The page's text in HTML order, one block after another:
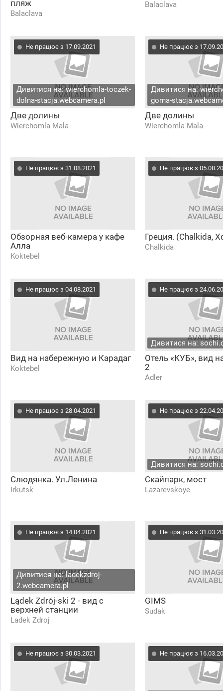
пляж
Balaclava
Balaclava
Не працює з 17.09.2021
Дивитися на: wierchomla-toczek-
dolna-stacja.webcamera.pl
Две долины
Wierchomla Mala
Не працює з
Дивитися на:
gorna-
Две долины
Wierchomla Mala
Не працює з 31.08.2021
Обзорная веб-камера у кафе
Алла
Koktebel
Не працює з
Греция. (Chalkida,
Chalkida
Не працює з 04.08.2021
Вид на набережную и Карадаг
Koktebel
Не працює з
Дивитися на:
Отель «КУБ», вид
2
Adler
Не працює з 28.04.2021
Слюдянка. Ул.Ленина
Irkutsk
Не працює з
Дивитися на:
Скайпарк, мост
Lazarevskoye
Не працює з 14.04.2021
Дивитися на: ladekzdroj-
2.webcamera.pl
Lądek Zdrój-ski 2 - вид с
верхней станции
Ladek Zdroj
Не працює з
GIMS
Sudak
Не працює з 30.03.2021 Не працює з